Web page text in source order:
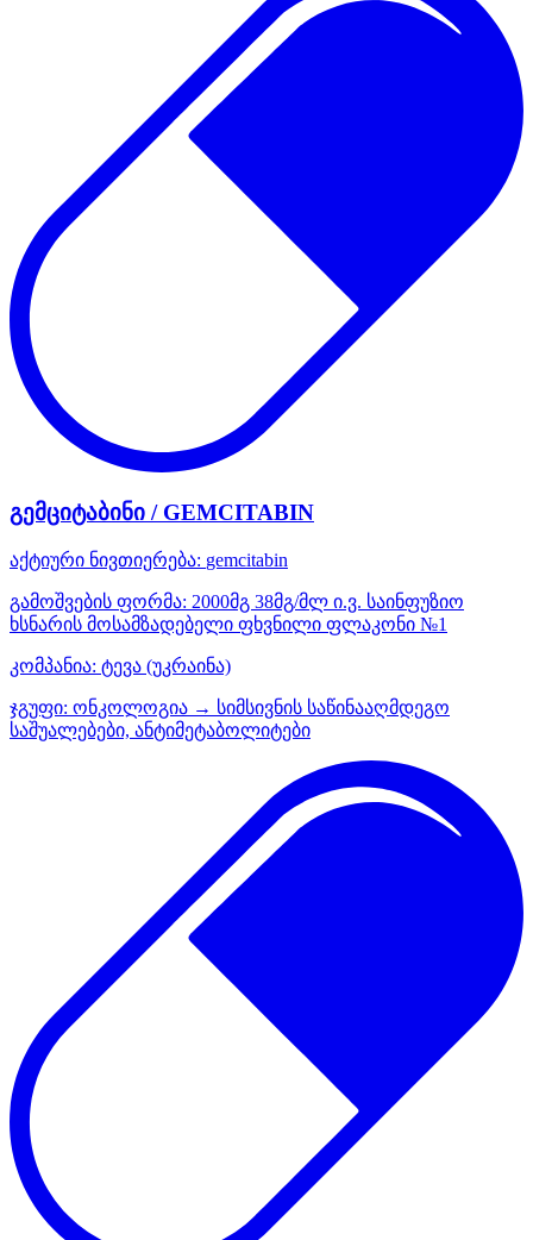
გემციტაბინი / GEMCITABIN
აქტიური ნივთიერება: gemcitabin
გამოშვების ფორმა: 2000მგ 38მგ/მლ ი.ვ. საინფუზიო
ხსნარის მოსამზადებელი ფხვნილი ფლაკონი №1
კომპანია: ტევა (უკრაინა)
ჯგუფი: ონკოლოგია → სიმსივნის საწინააღმდეგო
საშუალებები, ანტიმეტაბოლიტები